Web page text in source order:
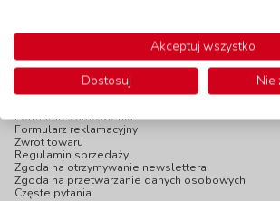
Katalogi online
Blog
Formularz zamówienia
Formularz reklamacyjny
Zwrot towaru
Regulamin sprzedaży
Zgoda na otrzymywanie newslettera
Zgoda na przetwarzanie danych osobowych
Częste pytania
Akceptuj wszystko
Dostosuj
Nie